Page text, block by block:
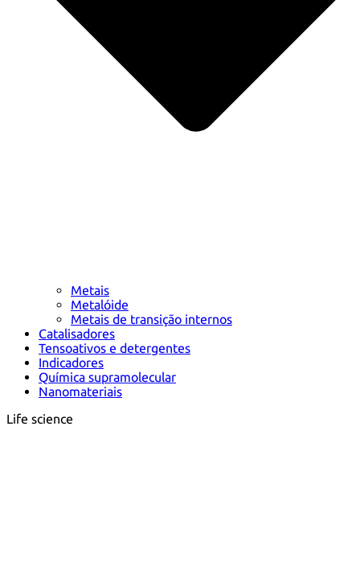
Metais
Metalóide
Metais de transição internos
Catalisadores
Tensoativos e detergentes
Indicadores
Química supramolecular
Nanomateriais
Life science